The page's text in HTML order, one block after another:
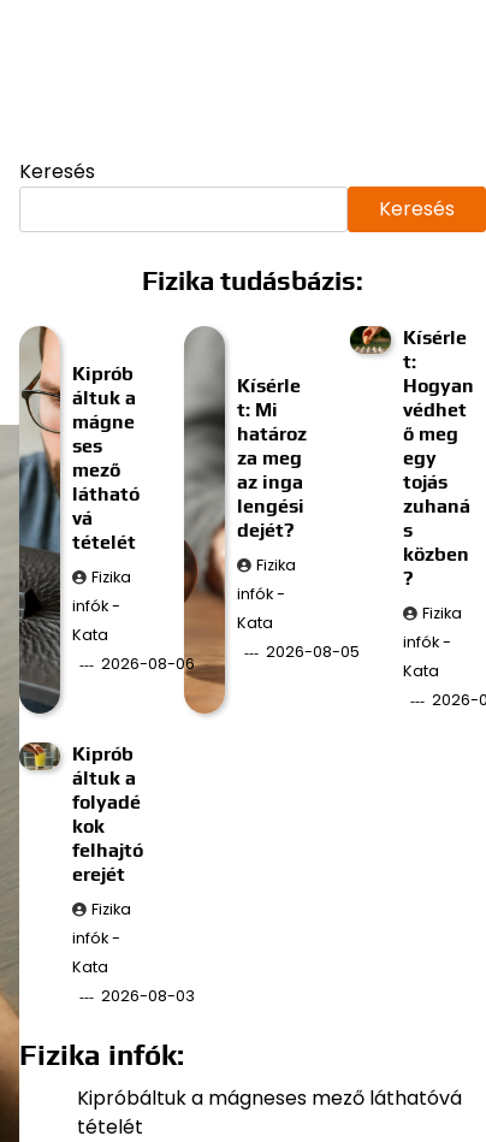
Keresés
Keresés
Fizika tudásbázis:
Kiprób
áltuk a
mágne
ses
mező
látható
vá
tételét
Fizika
infók -
Kata
2026-08-06
Kísérle
t: Mi
határoz
za meg
az inga
lengési
dejét?
Fizika
infók -
Kata
2026-08-05
Kísérle
t:
Hogyan
védhet
ő meg
egy
tojás
zuhaná
s
közben
?
Fizika
infók -
Kata
2026-
Kiprób
áltuk a
folyadé
kok
felhajtó
erejét
Fizika
infók -
Kata
2026-08-03
Fizika infók:
Kipróbáltuk a mágneses mező láthatóvá
tételét